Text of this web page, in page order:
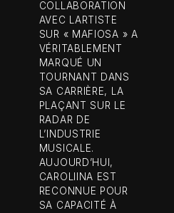
COLLABORATION
AVEC LARTISTE
SUR « MAFIOSA » A
VÉRITABLEMENT
MARQUÉ UN
TOURNANT DANS
SA CARRIÈRE, LA
PLAÇANT SUR LE
RADAR DE
L’INDUSTRIE
MUSICALE.
AUJOURD’HUI,
CAROLIINA EST
RECONNUE POUR
SA CAPACITÉ À